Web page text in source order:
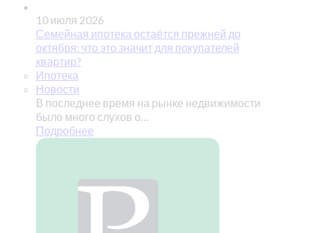
10 июля 2026
Семейная ипотека остаётся прежней до
октября: что это значит для покупателей
квартир?
Ипотека
Новости
В последнее время на рынке недвижимости
было много слухов о…
Подробнее